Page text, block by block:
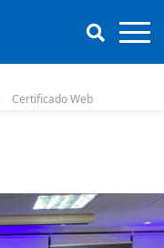
Certificado Web